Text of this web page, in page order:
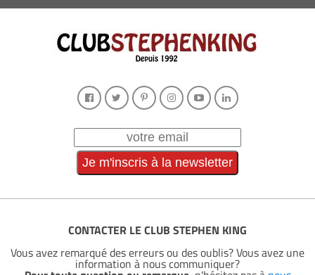
CONTACTER LE CLUB STEPHEN KING
Vous avez remarqué des erreurs ou des oublis? Vous avez une
information à nous communiquer?